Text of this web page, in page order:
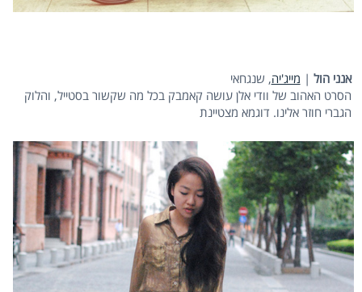
אנני הול | מייג'יה, שנגחאי
הסרט האהוב של וודי אלן עושה קאמבק בכל מה שקשור בסטייל, והלוק
הגברי חוזר אלינו. דוגמא מצטיינת